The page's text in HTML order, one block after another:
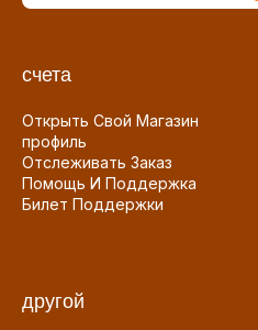
счета
Открыть Свой Магазин
профиль
Отслеживать Заказ
Помощь И Поддержка
Билет Поддержки
другой